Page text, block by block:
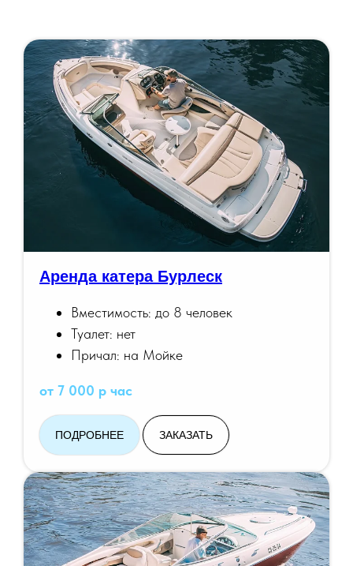
Аренда катера Бурлеск
Вместимость: до 8 человек
Туалет: нет
Причал: на Мойке
от 7 000 р час
ПОДРОБНЕЕ ЗАКАЗАТЬ